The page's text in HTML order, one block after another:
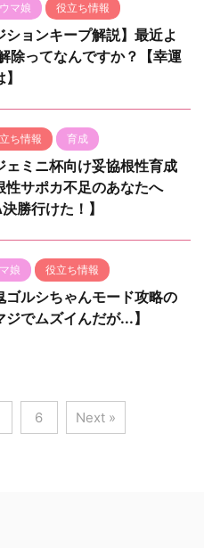
ウマ娘 役立ち情報
ションキープ解説】最近よ
除ってなんですか？【幸運
ち情報 育成
ェミニ杯向け妥協根性育成
性サポカ不足のあなたへ
勝行けた！】
娘 役立ち情報
ゴルシちゃんモード攻略の
でムズイんだが...】
6 Next »